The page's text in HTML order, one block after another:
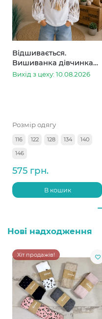
Відшивається.
Вишиванка дівчинка
колоски
Вихід з цеху: 10.08.2026
Розмір одягу
116 122 128 134
140
146
575 грн.
В кошик
Нові надходження
Хіт продажів!